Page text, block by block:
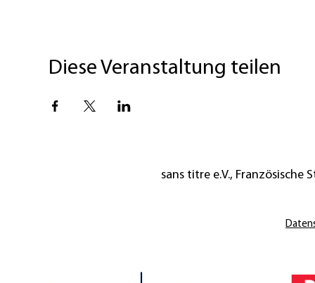
Diese Veranstaltung teilen
sans titre e.V., Französische